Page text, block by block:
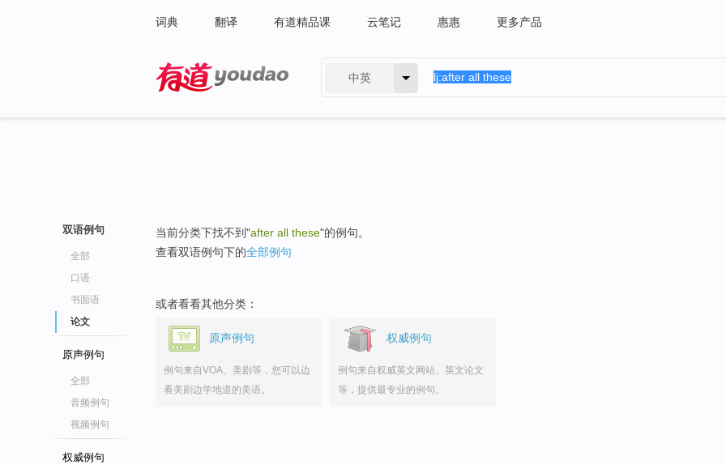
词典 翻译 有道精品课 云笔记 惠惠 更多产品
中英
双语例句
全部
口语
书面语
论文
原声例句
全部
音频例句
视频例句
权威例句
当前分类下找不到"after all these"的例句。
查看双语例句下的全部例句
或者看看其他分类：
原声例句
例句来自VOA、美剧等，您可以边
看美剧边学地道的美语。
权威例句
例句来自权威英文网站、英文论文
等，提供最专业的例句。